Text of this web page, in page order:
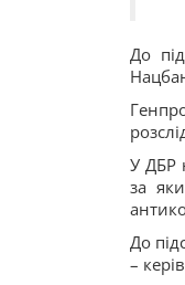
До
У ДБР
за
До
–